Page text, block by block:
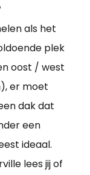
als het
plek
oost / west
er moet
dak dat
een
ideaal.
lees jij of